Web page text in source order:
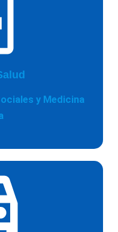
y Medicina